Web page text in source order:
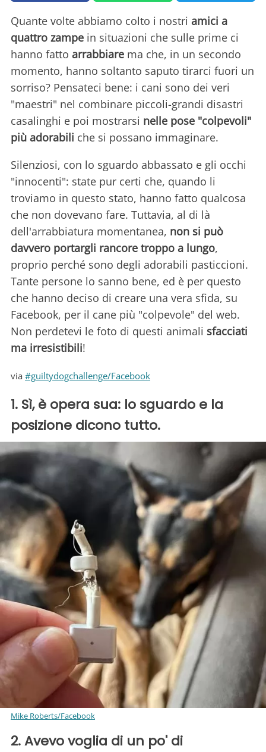
Quante volte abbiamo colto i nostri amici a
quattro zampe in situazioni che sulle prime ci
hanno fatto arrabbiare ma che, in un secondo
momento, hanno soltanto saputo tirarci fuori un
sorriso? Pensateci bene: i cani sono dei veri
"maestri" nel combinare piccoli-grandi disastri
casalinghi e poi mostrarsi nelle pose "colpevoli"
più adorabili che si possano immaginare.
Silenziosi, con lo sguardo abbassato e gli occhi
"innocenti": state pur certi che, quando li
troviamo in questo stato, hanno fatto qualcosa
che non dovevano fare. Tuttavia, al di là
dell'arrabbiatura momentanea, non si può
davvero portargli rancore troppo a lungo,
proprio perché sono degli adorabili pasticcioni.
Tante persone lo sanno bene, ed è per questo
che hanno deciso di creare una vera sfida, su
Facebook, per il cane più "colpevole" del web.
Non perdetevi le foto di questi animali sfacciati
ma irresistibili!
via #guiltydogchallenge/Facebook
1. Sì, è opera sua: lo sguardo e la
posizione dicono tutto.
Mike Roberts/Facebook
2. Avevo voglia di un po' di